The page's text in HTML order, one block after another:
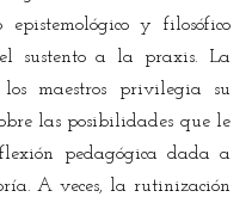
epistemológico y filosófico
sustento a la praxis. La
maestros privilegia su
las posibilidades que le
pedagógica dada a
A veces, la rutinización